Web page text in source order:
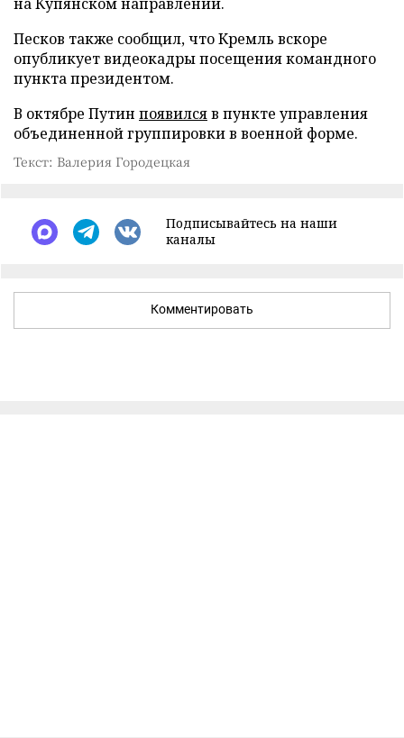
Песков также сообщил, что Кремль вскоре
опубликует видеокадры посещения командного
пункта президентом.
В октябре Путин появилсяв пункте управления
объединенной группировки в военной форме.
Текст: Валерия Городецкая
Подписывайтесь на наши
каналы
Комментировать